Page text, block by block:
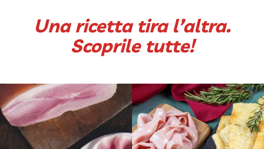
Una ricetta tira l’altra.
Scoprile tutte!